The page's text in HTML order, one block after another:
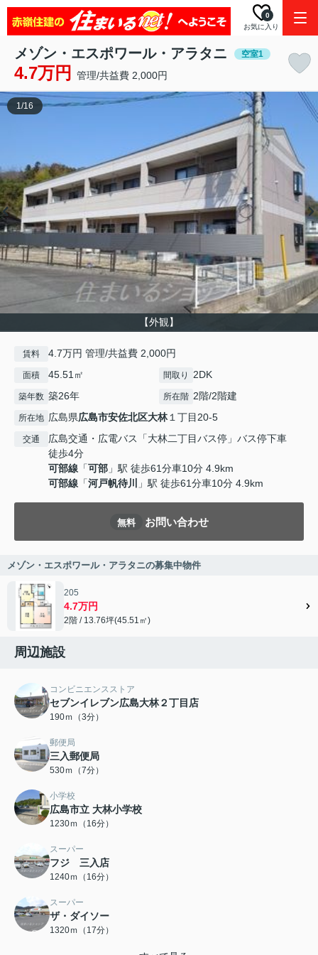
お気に入り
0
メゾン・エスポワール・アラタニ 空室1
4.7万円 管理/共益費 2,000円
【外観】
1/16
賃料 4.7万円 管理/共益費 2,000円
面積 45.51㎡ 間取り 2DK
築年数 築26年 所在階 2階/2階建
所在地 広島県広島市安佐北区大林１丁目20-5
交通
広島交通・広電バス「大林二丁目バス停」バス停下車
徒歩4分
可部線 「可部 」駅 徒歩61分車10分 4.9km
可部線 「河戸帆待川 」駅 徒歩61分車10分 4.9km
無料 お問い合わせ
メゾン・エスポワール・アラタニの募集中物件
205
4.7万円
2階 / 13.76坪(45.51㎡)
周辺施設
コンビニエンスストア
セブンイレブン広島大林２丁目店
190ｍ（3分）
郵便局
三入郵便局
530ｍ（7分）
小学校
広島市立 大林小学校
1230ｍ（16分）
スーパー
フジ 三入店
1240ｍ（16分）
スーパー
ザ・ダイソー
1320ｍ（17分）